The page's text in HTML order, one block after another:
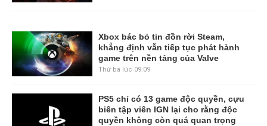
Xbox bác bỏ tin đồn rời Steam,
khẳng định vẫn tiếp tục phát hành
game trên nền tảng của Valve
Thứ ba lúc 09:09
PS5 chỉ có 13 game độc quyền, cựu
biên tập viên IGN lại cho rằng độc
quyền không còn quá quan trọng